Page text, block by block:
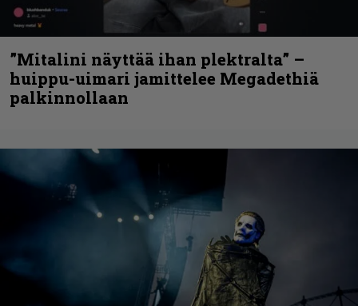
”Mitalini näyttää ihan plektralta” –
huippu-uimari jamittelee Megadethiä
palkinnollaan